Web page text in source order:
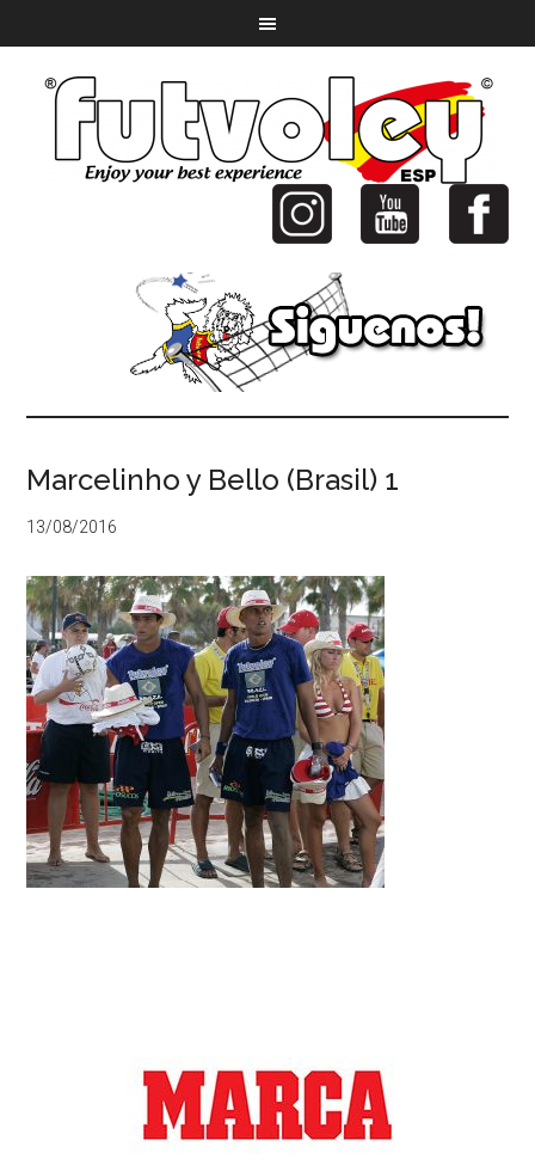
Marcelinho y Bello (Brasil) 1
13/08/2016